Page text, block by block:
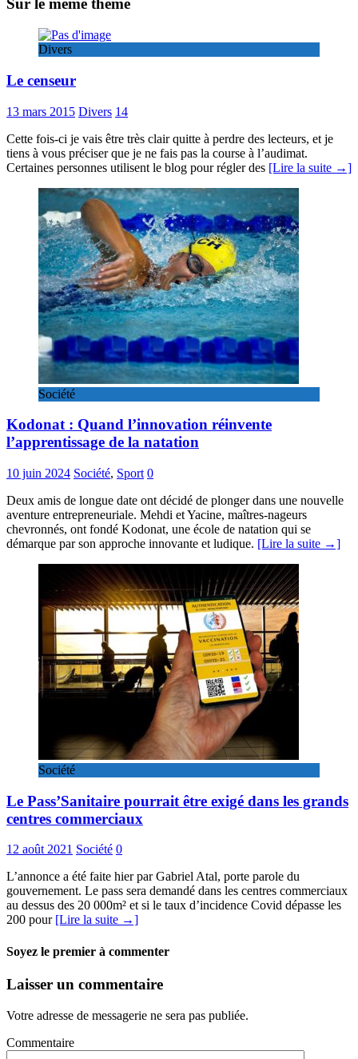
Sur le même thème
Divers
Le censeur
13 mars 2015 Divers 14
Cette fois-ci je vais être très clair quitte à perdre des lecteurs, et je
tiens à vous préciser que je ne fais pas la course à l’audimat.
Certaines personnes utilisent le blog pour régler des [Lire la suite →]
Société
Kodonat : Quand l’innovation réinvente
l’apprentissage de la natation
10 juin 2024 Société, Sport 0
Deux amis de longue date ont décidé de plonger dans une nouvelle
aventure entrepreneuriale. Mehdi et Yacine, maîtres-nageurs
chevronnés, ont fondé Kodonat, une école de natation qui se
démarque par son approche innovante et ludique. [Lire la suite →]
Société
Le Pass’Sanitaire pourrait être exigé dans les grands
centres commerciaux
12 août 2021 Société 0
L’annonce a été faite hier par Gabriel Atal, porte parole du
gouvernement. Le pass sera demandé dans les centres commerciaux
au dessus des 20 000m² et si le taux d’incidence Covid dépasse les
200 pour [Lire la suite →]
Soyez le premier à commenter
Laisser un commentaire
Votre adresse de messagerie ne sera pas publiée.
Commentaire